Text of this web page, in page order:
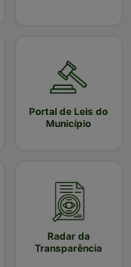
Portal de Leis do
Município
Radar da
Transparência